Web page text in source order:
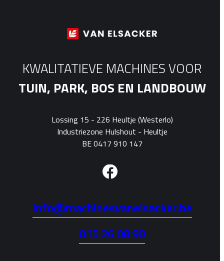
KWALITATIEVE MACHINES VOOR
TUIN, PARK, BOS EN LANDBOUW
Lossing 15 - 226 Heultje (Westerlo)
Industriezone Hulshout - Heultje
BE 0417 910 147
info@machinesvanelsacker.be
015 26 08 90